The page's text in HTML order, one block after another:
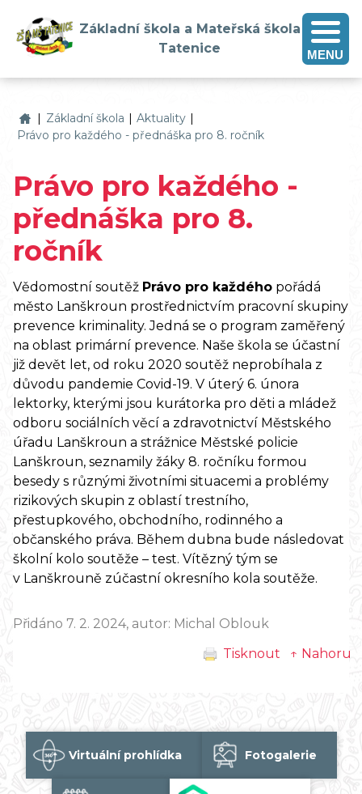
Základní škola a Mateřská škola
Tatenice
MENU
Základní škola a Mateřská škola Tatenice
| Základní škola | Aktuality |
Právo pro každého - přednáška pro 8. ročník
Právo pro každého -
přednáška pro 8.
ročník
Vědomostní soutěž Právo pro každ é ho pořádá
město Lanškroun prostřednictvím pracovní skupiny
prevence kriminality. Jedná se o program zaměřený
na oblast primární prevence. Naše škola se účastní
již devět let, od roku 2020 soutěž neprobíhala z
důvodu pandemie Covid-19. V úterý 6. února
lektorky, kterými jsou kurátorka pro děti a mládež
odboru sociálních věcí a zdravotnictví Městského
úřadu Lanškroun a strážnice Městské policie
Lanškroun, seznamily žáky 8. ročníku formou
besedy s různými životními situacemi a problémy
rizikových skupin z oblastí trestního,
přestupkového, obchodního, rodinného a
občanského práva. Během dubna bude následovat
školní kolo soutěže – test. Vítězný tým se
v Lanškrouně zúčastní okresního kola soutěže.
Přidáno 7. 2. 2024, autor: Michal Oblouk
Tisknout
↑ Nahoru
Virtuální prohlídka Fotogalerie